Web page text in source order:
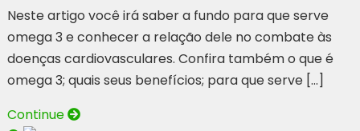
Neste artigo você irá saber a fundo para que serve
omega 3 e conhecer a relação dele no combate às
doenças cardiovasculares. Confira também o que é
omega 3; quais seus benefícios; para que serve […]
Continue